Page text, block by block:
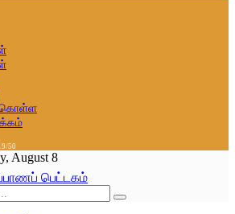
கொள்ள
50
August 8